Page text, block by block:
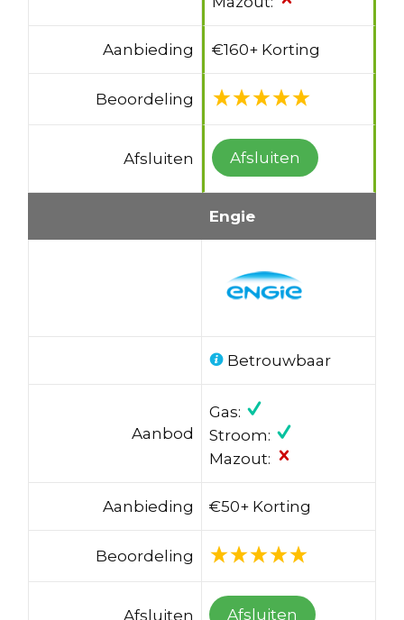
Aanbieding €160+ Korting
Beoordeling
Afsluiten Afsluiten
Engie
Betrouwbaar
Aanbod
Gas:
Stroom:
Mazout:
Aanbieding €50+ Korting
Beoordeling
Afsluiten Afsluiten